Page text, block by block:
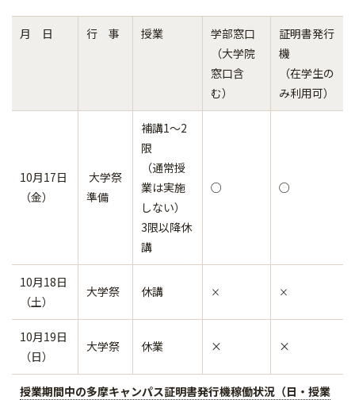
月 日 行 事 授業
学部窓口
（大学院
窓口含
む）
証明書発行
機
（在学生の
み利用可）
10月17日
（金）
大学祭
準備
補講1～2
限
（通常授
業は実施
しない）
3限以降休
講
○ ○
10月18日
（土）
大学祭 休講 × ×
10月19日
（日）
大学祭 休業 × ×
授業期間中の多摩キャンパス証明書発行機稼働状況（日・授業